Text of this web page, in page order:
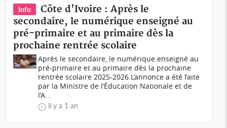
Info
Côte d'Ivoire : Après le
secondaire, le numérique enseigné au
pré-primaire et au primaire dès la
prochaine rentrée scolaire
Après le secondaire, le numérique enseigné au
pré-primaire et au primaire dès la prochaine
rentrée scolaire 2025-2026.L’annonce a été faite
par la Ministre de l’Éducation Nationale et de
l’A...
il y a 1 an